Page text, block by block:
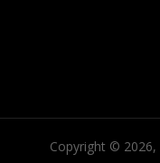
Copyright © 2026,